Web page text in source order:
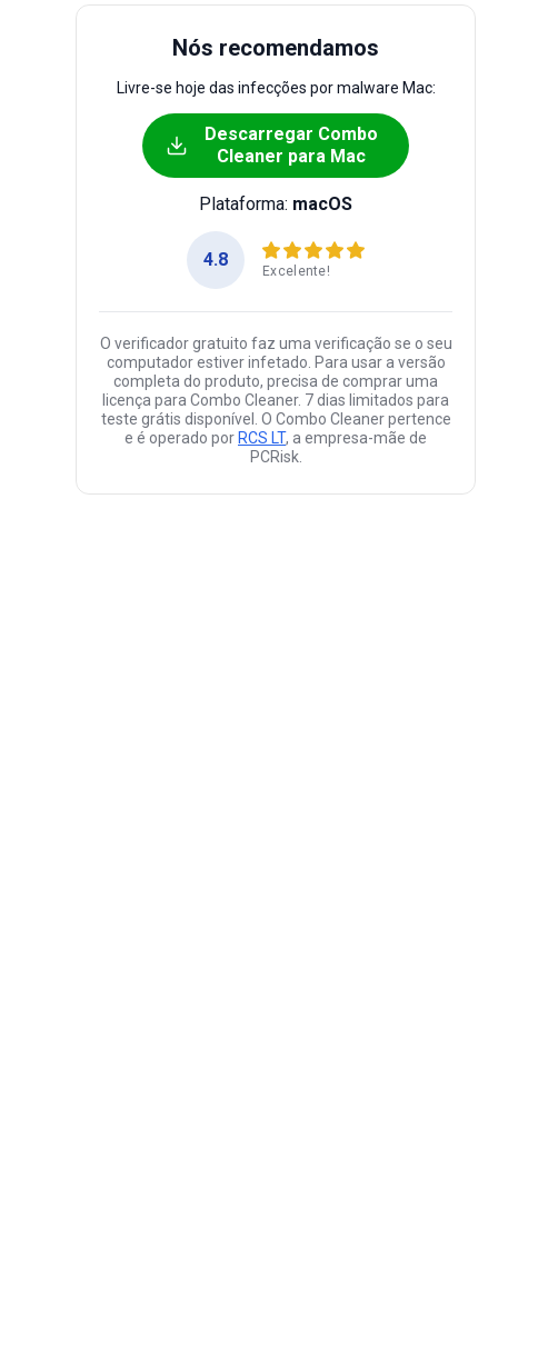
Nós recomendamos
Livre-se hoje das infecções por malware Mac:
Descarregar Combo
Cleaner para Mac
Plataforma: macOS
4.8
Excelente!
O verificador gratuito faz uma verificação se o seu
computador estiver infetado. Para usar a versão
completa do produto, precisa de comprar uma
licença para Combo Cleaner. 7 dias limitados para
teste grátis disponível. O Combo Cleaner pertence
e é operado por RCS LT, a empresa-mãe de
PCRisk.